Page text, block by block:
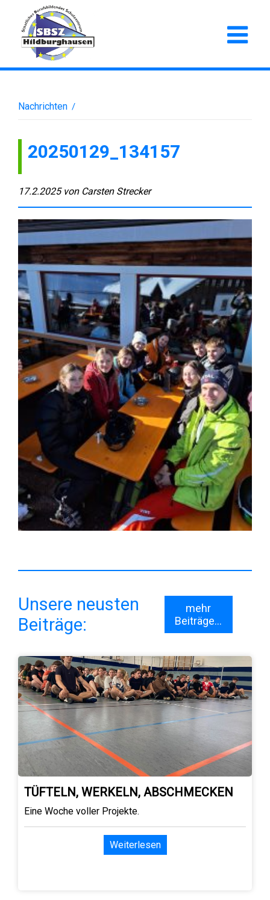
Nachrichten /
20250129_134157
17.2.2025 von Carsten Strecker
Unsere neusten
Beiträge:
mehr
Beiträge...
TÜFTELN, WERKELN, ABSCHMECKEN
Eine Woche voller Projekte.
Weiterlesen